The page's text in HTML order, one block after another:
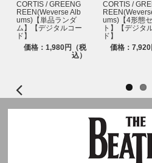
CORTIS / GREENG
REEN(Weverse Alb
ums)【単品ランダ
ム】【デジタルコー
ド】
価格：1,980円（税
込）
CORTIS /
ums)【4形態
ト】【デジタ
ド】
価格：